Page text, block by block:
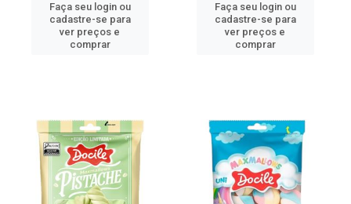
Faça seu login ou
cadastre-se para
ver preços e
comprar
Faça seu login ou
cadastre-se para
ver preços e
comprar